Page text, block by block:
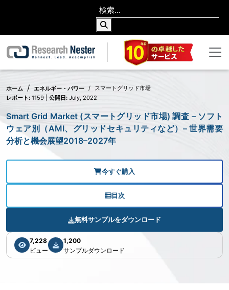
ホーム エネルギー・パワー
スマートグリッド市場
レポート: 1159 | 公開日: July, 2022
Smart Grid Market (スマートグリッド市場) 調査 – ソフト
ウェア別（AMI、グリッドセキュリティなど）– 世界需要
分析と機会展望2018–2027年
今すぐ購入
目次
無料サンプルをダウンロード
7,228
ビュー
1,200
サンプルダウンロード